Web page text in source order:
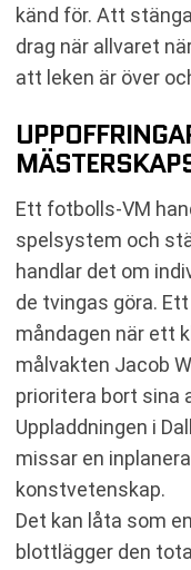
känd för. Att
drag när allvaret
att leken är över
Ett fotbolls-VM
spelsystem och
handlar det om
de tvingas göra.
måndagen när ett
målvakten Jacob
prioritera bort sina
Uppladdningen i
missar en
konstvetenskap.
Det kan låta som
blottlägger den